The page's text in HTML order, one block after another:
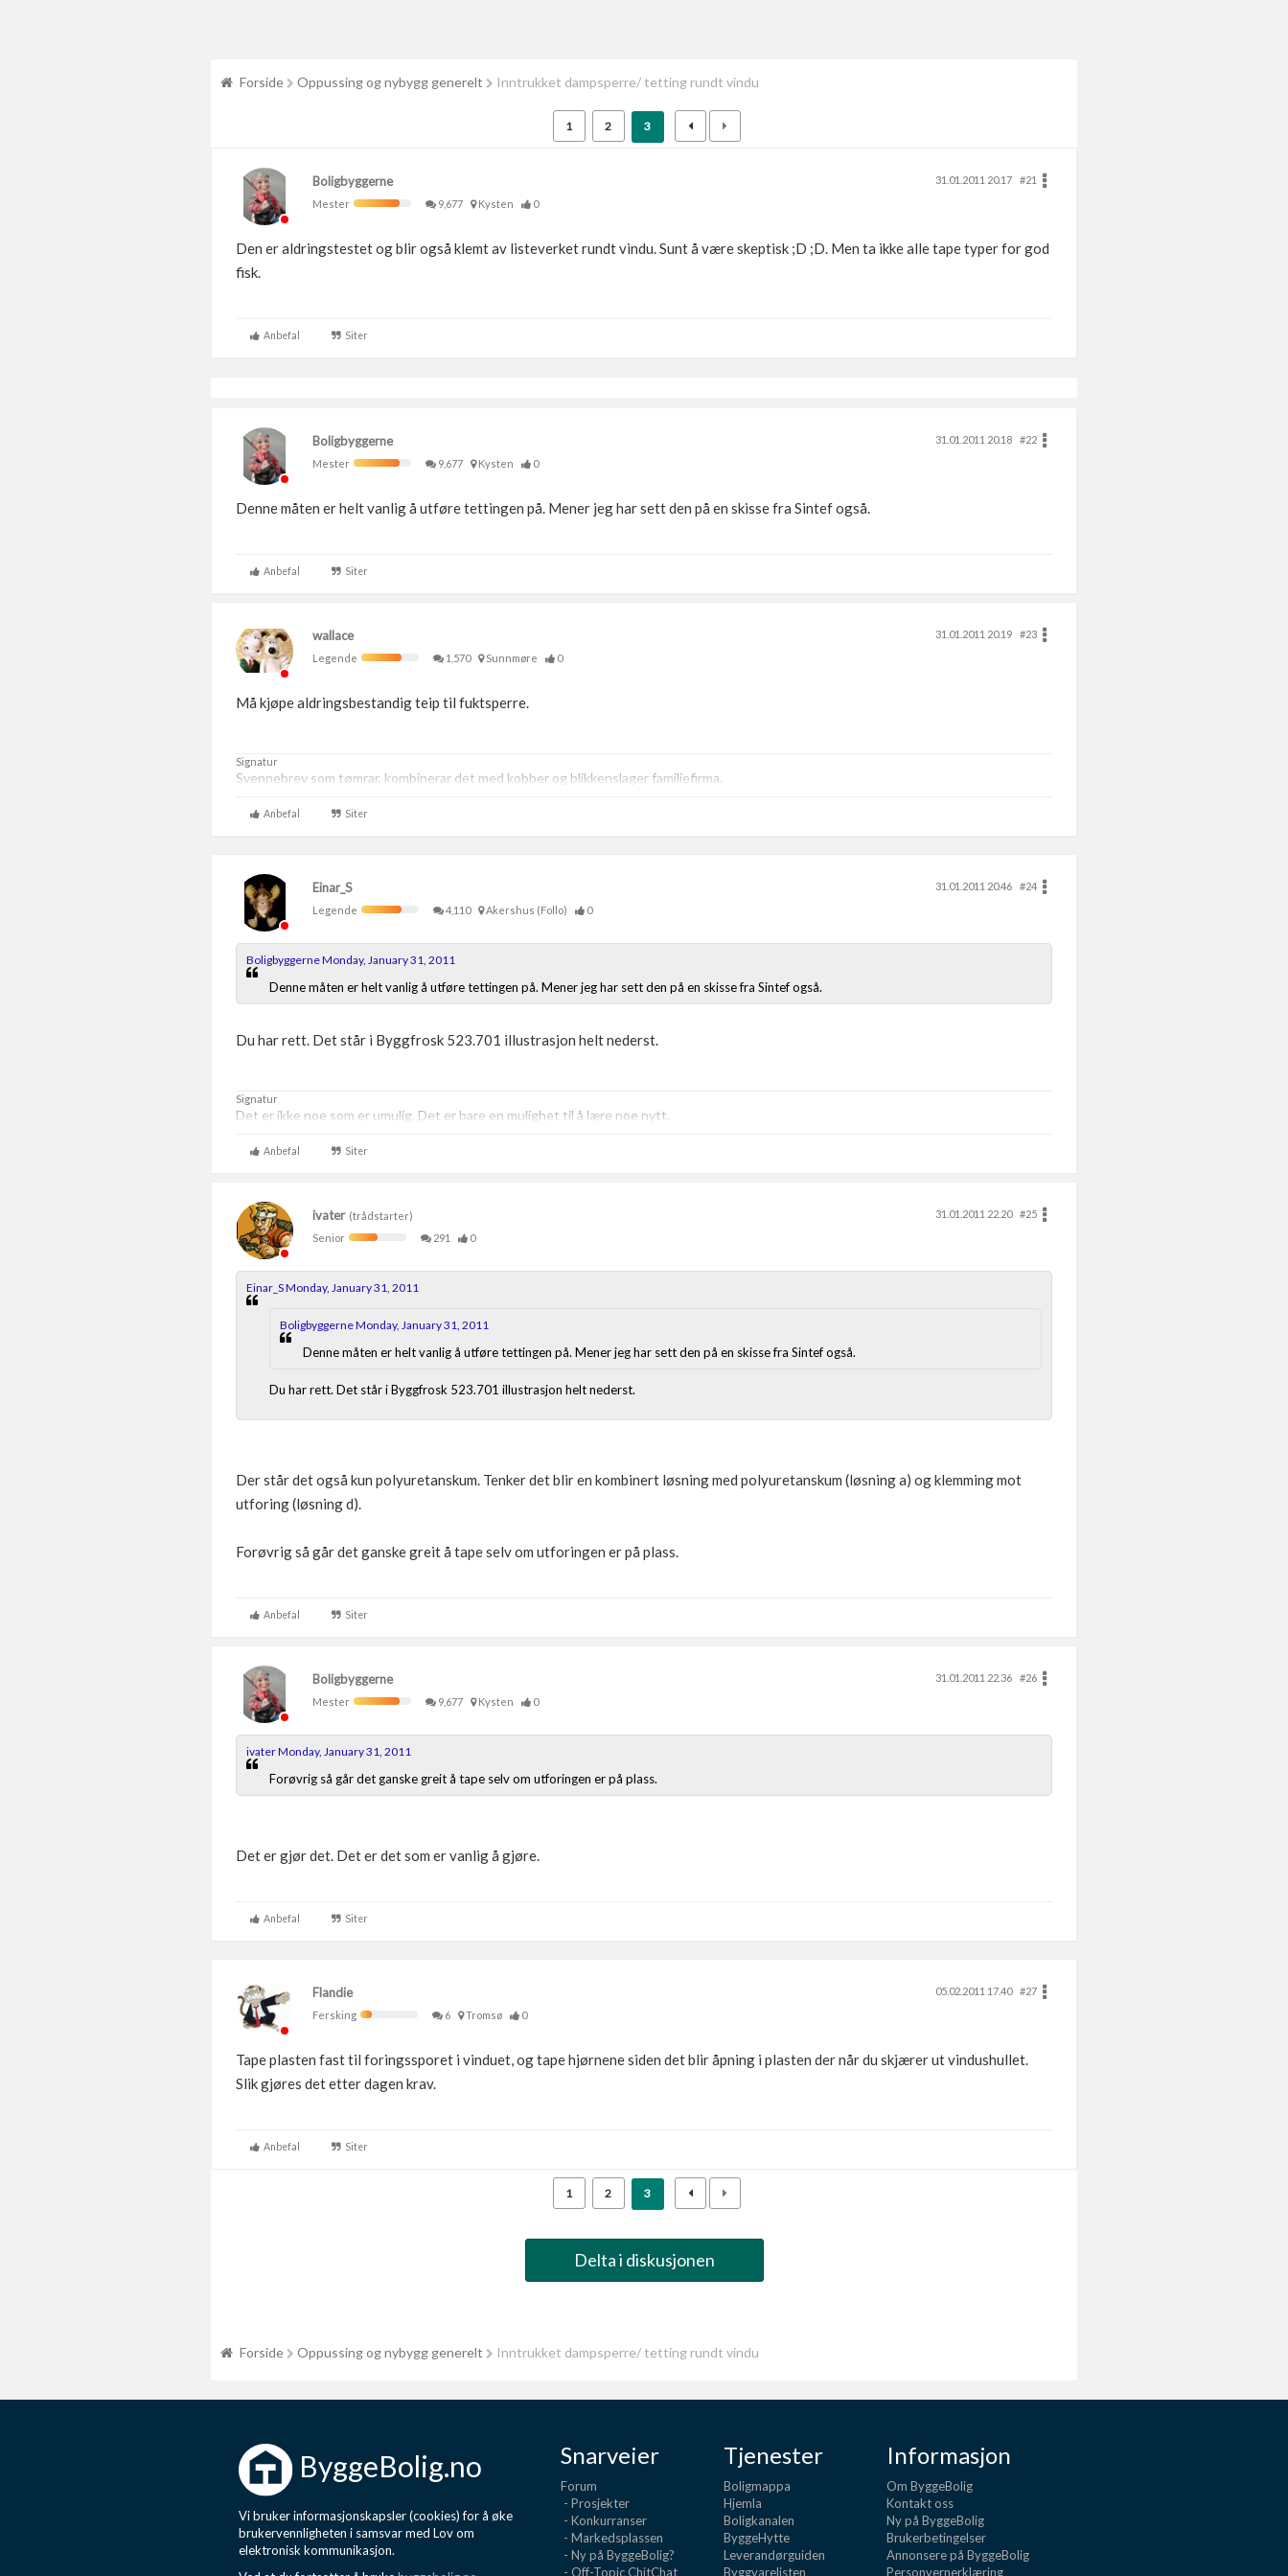
Forside Oppussing og nybygg generelt Inntrukket dampsperre/ tetting rundt vindu
1 2 3
Boligbyggerne 31.01.2011 20.17
#21
Mester
9,677 Kysten 0
Den er aldringstestet og blir også klemt av listeverket rundt vindu. Sunt å være skeptisk ;D ;D. Men ta ikke alle tape typer for god
fisk.
Anbefal Siter
Boligbyggerne 31.01.2011 20.18
#22
Mester
9,677 Kysten 0
Denne måten er helt vanlig å utføre tettingen på. Mener jeg har sett den på en skisse fra Sintef også.
Anbefal Siter
wallace 31.01.2011 20.19
#23
Legende
1,570 Sunnmøre 0
Må kjøpe aldringsbestandig teip til fuktsperre.
Signatur
Svennebrev som tømrar, kombinerar det med kobber og blikkenslager familiefirma.
Anbefal Siter
Einar_S 31.01.2011 20.46
#24
Legende
4,110 Akershus (Follo) 0
Boligbyggerne Monday, January 31, 2011
Denne måten er helt vanlig å utføre tettingen på. Mener jeg har sett den på en skisse fra Sintef også.
Du har rett. Det står i Byggfrosk 523.701 illustrasjon helt nederst.
Signatur
Det er ikke noe som er umulig. Det er bare en mulighet til å lære noe nytt.
Anbefal Siter
ivater(trådstarter) 31.01.2011 22.20
#25
Senior
291 0
Einar_S Monday, January 31, 2011
Boligbyggerne Monday, January 31, 2011
Denne måten er helt vanlig å utføre tettingen på. Mener jeg har sett den på en skisse fra Sintef også.
Du har rett. Det står i Byggfrosk 523.701 illustrasjon helt nederst.
Der står det også kun polyuretanskum. Tenker det blir en kombinert løsning med polyuretanskum (løsning a) og klemming mot
utforing (løsning d).
Forøvrig så går det ganske greit å tape selv om utforingen er på plass.
Anbefal Siter
Boligbyggerne 31.01.2011 22.36
#26
Mester
9,677 Kysten 0
ivater Monday, January 31, 2011
Forøvrig så går det ganske greit å tape selv om utforingen er på plass.
Det er gjør det. Det er det som er vanlig å gjøre.
Anbefal Siter
Flandie 05.02.2011 17.40
#27
Fersking
6 Tromsø 0
Tape plasten fast til foringssporet i vinduet, og tape hjørnene siden det blir åpning i plasten der når du skjærer ut vindushullet.
Slik gjøres det etter dagen krav.
Anbefal Siter
1 2 3
Delta i diskusjonen
Forside Oppussing og nybygg generelt Inntrukket dampsperre/ tetting rundt vindu
ByggeBolig.no
Vi bruker informasjonskapsler (cookies) for å øke
brukervennligheten i samsvar med Lov om
elektronisk kommunikasjon.
Snarveier
Forum
- Prosjekter
- Konkurranser
- Markedsplassen
- Ny på ByggeBolig?
- Off-Topic ChitChat
Tjenester
Boligmappa
Hjemla
Boligkanalen
ByggeHytte
Leverandørguiden
Byggvarelisten
Informasjon
Om ByggeBolig
Kontakt oss
Ny på ByggeBolig
Brukerbetingelser
Annonsere på ByggeBolig
Personvernerklæring